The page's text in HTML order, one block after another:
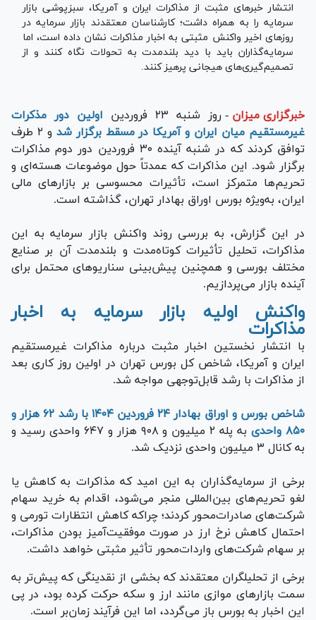
انتشار خبر‌های مثبت از مذاکرات ایران و آمریکا، سبزپوشی بازار
سرمایه را به همراه داشت؛ کارشناسان معتقدند بازار سرمایه در
روز‌های اخیر واکنش مثبتی به اخبار مذاکرات نشان داده است، اما
سرمایه‌گذاران باید با دید بلندمدت به تحولات نگاه کنند و از
تصمیم‌گیری‌های هیجانی پرهیز کنند.
خبرگزاری میزان - روز شنبه ۲۳ فروردین
اولین دور مذکرات
غیرمستقیم میان ایران و آمریکا در مسقط برگزار شد
و ۲ طرف
توافق کردند که در شنبه آینده ۳۰ فروردین دور دوم مذاکرات
برگزار شود. این مذاکرات که عمدتاً حول موضوعات هسته‌ای و
تحریم‌ها متمرکز است، تأثیرات محسوسی بر بازار‌های مالی
ایران، به‌ویژه بورس اوراق بهادار تهران، گذاشته است.
در این گزارش، به بررسی روند واکنش بازار سرمایه به این
مذاکرات، تحلیل تأثیرات کوتاه‌مدت و بلندمدت آن بر صنایع
مختلف بورسی و همچنین پیش‌بینی سناریو‌های محتمل برای
آینده بازار می‌پردازیم.
واکنش اولیه بازار سرمایه به اخبار
مذاکرات
با انتشار نخستین اخبار مثبت درباره مذاکرات غیرمستقیم
ایران و آمریکا، شاخص کل بورس تهران در اولین روز کاری بعد
از مذاکرات با رشد قابل‌توجهی مواجه شد.
شاخص بورس و اوراق بهادار ۲۴ فروردین ۱۴۰۴ با رشد ۶۲ هزار و
۸۵۰ واحدی
به پله ۲ میلیون و ۹۰۸ هزار و ۶۴۷ واحدی رسید و
به کانال ۳ میلیون واحدی نزدیک شد.
برخی از سرمایه‌گذاران به این امید که مذاکرات به کاهش یا
لغو تحریم‌های بین‌المللی منجر می‌شود، اقدام به خرید سهام
شرکت‌های صادرات‌محور کردند؛ چراکه کاهش انتظارات تورمی و
احتمال کاهش نرخ ارز در صورت موفقیت‌آمیز بودن مذاکرات،
بر سهام شرکت‌های واردات‌محور تأثیر مثبتی خواهد داشت.
برخی از تحلیلگران معتقدند که بخشی از نقدینگی که پیش‌تر به
سمت بازار‌های موازی مانند ارز و سکه حرکت کرده بود، در پی
این اخبار به بورس باز می‌گردد، اما این فرآیند زمان‌بر است.